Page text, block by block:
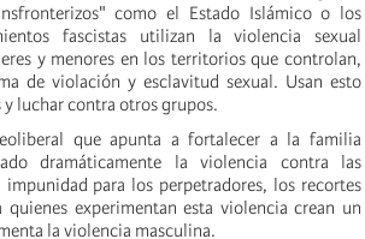
como el Estado Islámico o los
fascistas utilizan la violencia sexual
y menores en los territorios que controlan,
de violación y esclavitud sexual. Usan esto
luchar contra otros grupos.
que apunta a fortalecer a la familia
dramáticamente la violencia contra las
impunidad para los perpetradores, los recortes
experimentan esta violencia crean un
la violencia masculina.